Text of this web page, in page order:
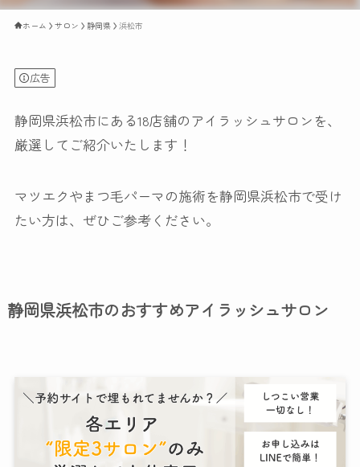
ホーム サロン 静岡県 浜松市
広告
静岡県浜松市にある18店舗のアイラッシュサロンを、
厳選してご紹介いたします！
マツエクやまつ毛パーマの施術を静岡県浜松市で受け
たい方は、ぜひご参考ください。
静岡県浜松市のおすすめアイラッシュサロン